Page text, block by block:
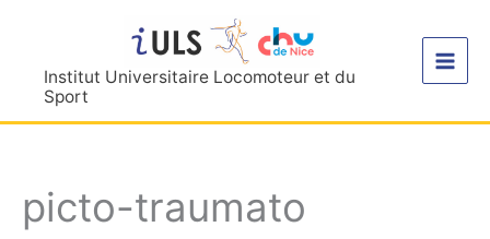
contenuInstitut Universitaire Locomoteur et du
Sport
picto-traumato